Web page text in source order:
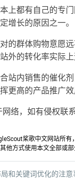
上都有自己的专门
增长的原因之一。
的群体购物意愿
外的转化率实际上
站内销售的催化
更高的产品推广效
络，如有侵权联
桨歌中文网站所有
他方式使用本文全部或部
和关键词优化的注意